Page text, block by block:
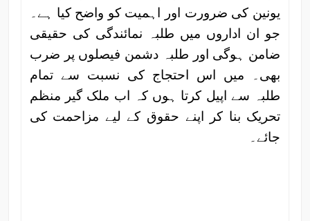
یونین کی ضرورت اور اہمیت کو واضح کیا ہے۔
جو ان اداروں میں طلبہ نمائندگی کی حقیقی
ضامن ہوگی اور طلبہ دشمن فیصلوں پر ضرب
بھی۔ میں اس احتجاج کی نسبت سے تمام
طلبہ سے اپیل کرتا ہوں کہ اب ملک گیر منظم
تحریک بنا کر اپنے حقوق کے لیے مزاحمت کی
جائے۔